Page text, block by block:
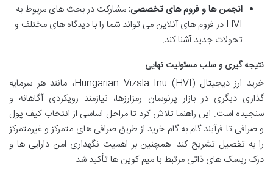
انجمن ها و فروم های تخصصی: مشارکت در بحث های مربوط به
HVI در فروم های آنلاین می تواند شما را با دیدگاه های مختلف و
تحولات جدید آشنا کند.
نتیجه گیری و سلب مسئولیت نهایی
خرید ارز دیجیتال Hungarian Vizsla Inu (HVI)، مانند هر سرمایه
گذاری دیگری در بازار پرنوسان رمزارزها، نیازمند رویکردی آگاهانه و
سنجیده است. این راهنما تلاش کرد تا مراحل اساسی از انتخاب کیف پول
و صرافی تا فرآیند گام به گام خرید از طریق صرافی های متمرکز و غیرمتمرکز
را به تفصیل تشریح کند. همچنین بر اهمیت نگهداری امن دارایی ها و
درک ریسک های ذاتی مرتبط با میم کوین ها تأکید شد.